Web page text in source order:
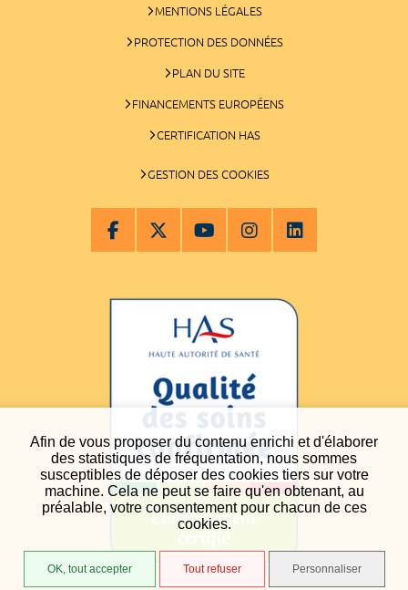
Afin de vous proposer du contenu enrichi et d'élaborer
des statistiques de fréquentation, nous sommes
susceptibles de déposer des cookies tiers sur votre
machine. Cela ne peut se faire qu'en obtenant, au
préalable, votre consentement pour chacun de ces
cookies.
OK, tout accepter Tout refuser Personnaliser
MENTIONS LÉGALES
PROTECTION DES DONNÉES
PLAN DU SITE
FINANCEMENTS EUROPÉENS
CERTIFICATION HAS
GESTION DES COOKIES